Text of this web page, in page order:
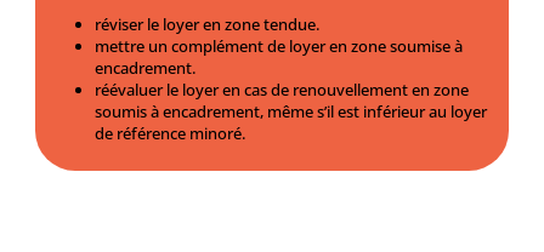
réviser le loyer en zone tendue.
mettre un complément de loyer en zone soumise à
encadrement.
réévaluer le loyer en cas de renouvellement en zone
soumis à encadrement, même s’il est inférieur au loyer
de référence minoré.